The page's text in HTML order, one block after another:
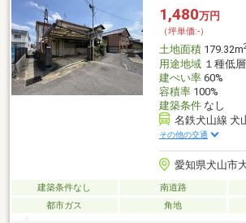
にセットバックすることで、前面道路は通り
仮測量面積は720.06㎡（約217.81坪）ございま
分筆ライン及び分筆面積もご相談ください！
1,480万円
（坪単価:-）
土地面積179.32m
用途地域１種低層
建ぺい率60%
容積率100%
建築条件なし
名鉄犬山線 犬
その他の交通
愛知県犬山市
建築条件なし 南道路
都市ガス
角地